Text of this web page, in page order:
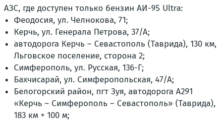
АЗС, где доступен только бензин АИ-95 Ultra:
Феодосия, ул. Челнокова, 71;
Керчь, ул. Генерала Петрова, 37/А;
автодорога Керчь – Севастополь (Таврида), 130 км,
Льговское поселение, сторона 2;
Симферополь, ул. Русская, 136-Г;
Бахчисарай, ул. Симферопольская, 47/А;
Белогорский район, пгт Зуя, автодорога А291
«Керчь – Симферополь – Севастополь» (Таврида),
183 км + 100 м;